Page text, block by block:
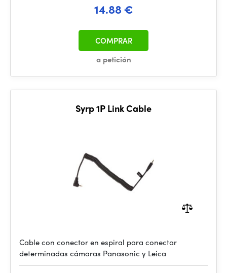
14.88 €
a petición
COMPRAR
Syrp 1P Link Cable
Cable con conector en espiral para conectar
determinadas cámaras Panasonic y Leica